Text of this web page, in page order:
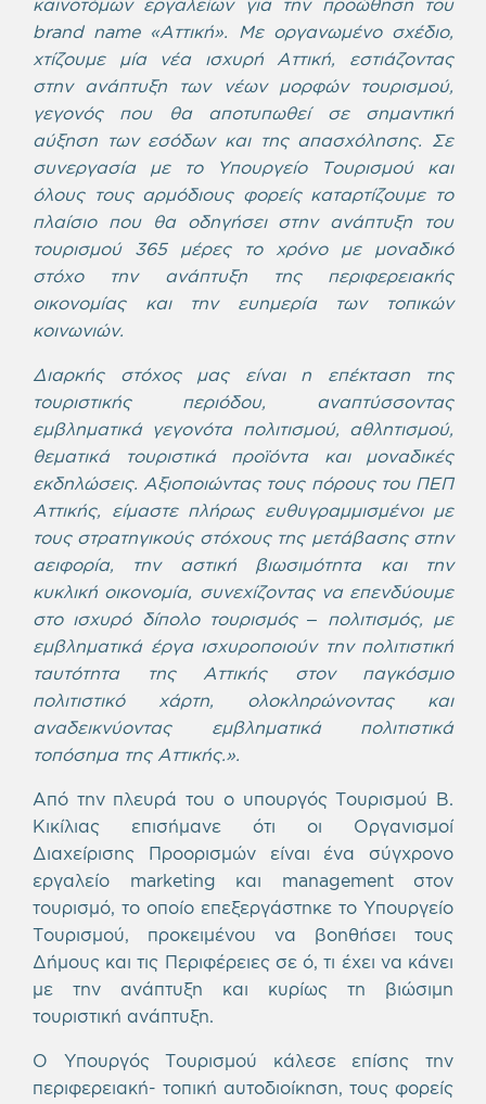
καινοτόμων εργαλείων για την προώθηση του
brand name «Αττική». Με οργανωμένο σχέδιο,
χτίζουμε μία νέα ισχυρή Αττική, εστιάζοντας
στην ανάπτυξη των νέων μορφών τουρισμού,
γεγονός που θα αποτυπωθεί σε σημαντική
αύξηση των εσόδων και της απασχόλησης. Σε
συνεργασία με το Υπουργείο Τουρισμού και
όλους τους αρμόδιους φορείς καταρτίζουμε το
πλαίσιο που θα οδηγήσει στην ανάπτυξη του
τουρισμού 365 μέρες το χρόνο με μοναδικό
στόχο την ανάπτυξη της περιφερειακής
οικονομίας και την ευημερία των τοπικών
κοινωνιών.
Διαρκής στόχος μας είναι η επέκταση της
τουριστικής περιόδου, αναπτύσσοντας
εμβληματικά γεγονότα πολιτισμού, αθλητισμού,
θεματικά τουριστικά προϊόντα και μοναδικές
εκδηλώσεις. Αξιοποιώντας τους πόρους του ΠΕΠ
Αττικής, είμαστε πλήρως ευθυγραμμισμένοι με
τους στρατηγικούς στόχους της μετάβασης στην
αειφορία, την αστική βιωσιμότητα και την
κυκλική οικονομία, συνεχίζοντας να επενδύουμε
στο ισχυρό δίπολο τουρισμός – πολιτισμός, με
εμβληματικά έργα ισχυροποιούν την πολιτιστική
ταυτότητα της Αττικής στον παγκόσμιο
πολιτιστικό χάρτη, ολοκληρώνοντας και
αναδεικνύοντας εμβληματικά πολιτιστικά
τοπόσημα της Αττικής.».
Από την πλευρά του ο υπουργός Τουρισμού Β.
Κικίλιας επισήμανε ότι οι Οργανισμοί
Διαχείρισης Προορισμών είναι ένα σύγχρονο
εργαλείο marketing και management στον
τουρισμό, το οποίο επεξεργάστηκε το Υπουργείο
Τουρισμού, προκειμένου να βοηθήσει τους
Δήμους και τις Περιφέρειες σε ό, τι έχει να κάνει
με την ανάπτυξη και κυρίως τη βιώσιμη
τουριστική ανάπτυξη.
Ο Υπουργός Τουρισμού κάλεσε επίσης την
περιφερειακή- τοπική αυτοδιοίκηση, τους φορείς